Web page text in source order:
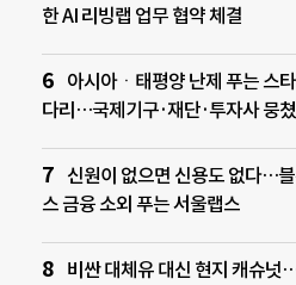
한 AI 리빙랩 업무 협약 체결
아시아ㆍ태평양 난제 푸는 스
다리…국제기구·재단·투자사 뭉
신원이 없으면 신용도 없다…
스 금융 소외 푸는 서울랩스
비싼 대체유 대신 현지 캐슈넛